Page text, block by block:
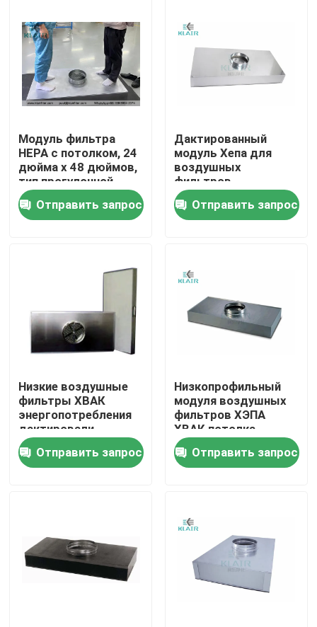
Дом
Путешествие фабрики
Проверка качества
Свяжитесь мы
воздушные фильтры мешка
Воздушные фильтры HVAC
Модуль фильтра
HEPA с потолком, 24
дюйма х 48 дюймов,
тип прогулочной
поверхности
Отправить запрос
Дактированный
модуль Хепа для
воздушных
фильтров
коррозионностойкие
устранимые 10
ХВАК/12 дюйма
Отправить запрос
Низкие воздушные
фильтры ХВАК
энергопотребления
дактировали
терминальный
модуль Хепа
Отправить запрос
Низкопрофильный
модуля воздушных
фильтров ХЭПА
ХВАК потолка
воротника
трубопровода с
высоким
Отправить запрос